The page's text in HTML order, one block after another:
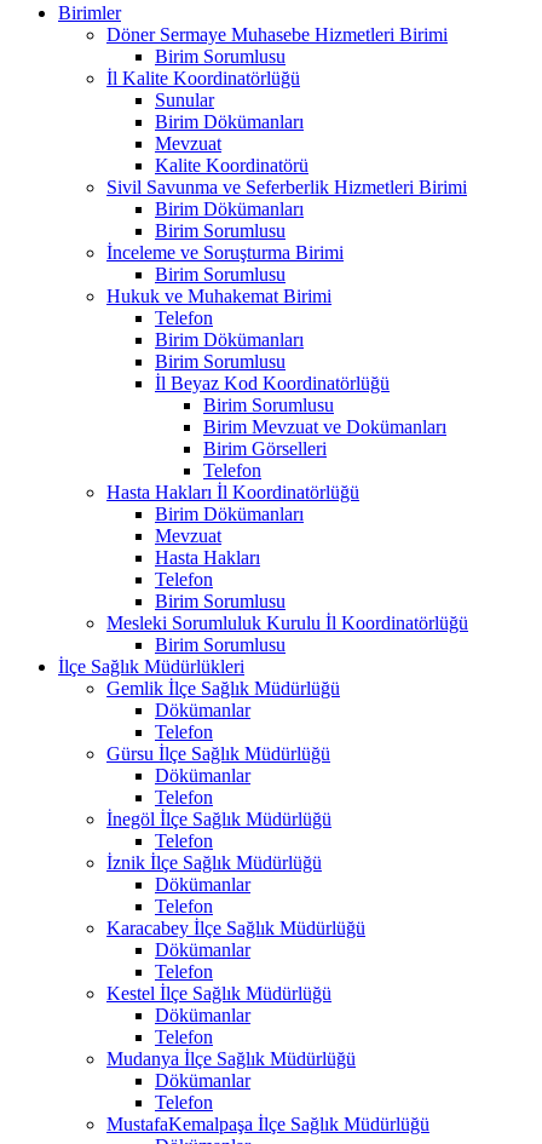
Birimler
Döner Sermaye Muhasebe Hizmetleri Birimi
Birim Sorumlusu
İl Kalite Koordinatörlüğü
Sunular
Birim Dökümanları
Mevzuat
Kalite Koordinatörü
Sivil Savunma ve Seferberlik Hizmetleri Birimi
Birim Dökümanları
Birim Sorumlusu
İnceleme ve Soruşturma Birimi
Birim Sorumlusu
Hukuk ve Muhakemat Birimi
Telefon
Birim Dökümanları
Birim Sorumlusu
İl Beyaz Kod Koordinatörlüğü
Birim Sorumlusu
Birim Mevzuat ve Dokümanları
Birim Görselleri
Telefon
Hasta Hakları İl Koordinatörlüğü
Birim Dökümanları
Mevzuat
Hasta Hakları
Telefon
Birim Sorumlusu
Mesleki Sorumluluk Kurulu İl Koordinatörlüğü
Birim Sorumlusu
İlçe Sağlık Müdürlükleri
Gemlik İlçe Sağlık Müdürlüğü
Dökümanlar
Telefon
Gürsu İlçe Sağlık Müdürlüğü
Dökümanlar
Telefon
İnegöl İlçe Sağlık Müdürlüğü
Telefon
İznik İlçe Sağlık Müdürlüğü
Dökümanlar
Telefon
Karacabey İlçe Sağlık Müdürlüğü
Dökümanlar
Telefon
Kestel İlçe Sağlık Müdürlüğü
Dökümanlar
Telefon
Mudanya İlçe Sağlık Müdürlüğü
Dökümanlar
Telefon
MustafaKemalpaşa İlçe Sağlık Müdürlüğü